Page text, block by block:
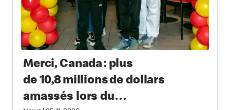
Merci, Canada : plus
de 10,8 millions de dollars
amassés lors du